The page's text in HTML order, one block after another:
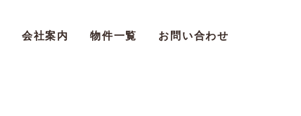
会社案内 物件一覧 お問い合わせ